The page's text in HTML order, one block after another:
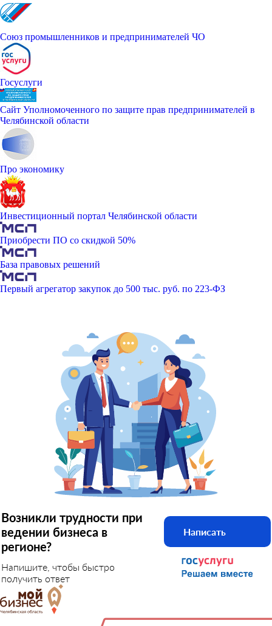
Союз промышленников и предпринимателей ЧО
Госуслуги
Сайт Уполномоченного по защите прав предпринимателей в
Челябинской области
Про экономику
Инвестиционный портал Челябинской области
Приобрести ПО со скидкой 50%
База правовых решений
Первый агрегатор закупок до 500 тыс. руб. по 223-ФЗ
Возникли трудности при
ведении бизнеса в
регионе?
Напишите, чтобы быстро
получить ответ
Написать